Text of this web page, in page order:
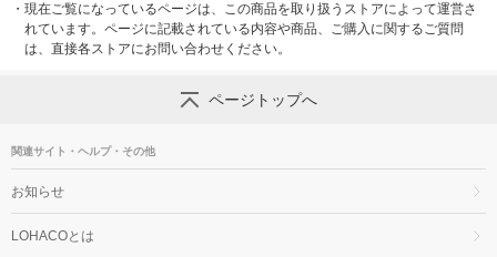
・ 現在ご覧になっているページは、この商品を取り扱うストアによって運営さ
れています。ページに記載されている内容や商品、ご購入に関するご質問
は、直接各ストアにお問い合わせください。
ページトップへ
関連サイト・ヘルプ・その他
お知らせ
LOHACOとは